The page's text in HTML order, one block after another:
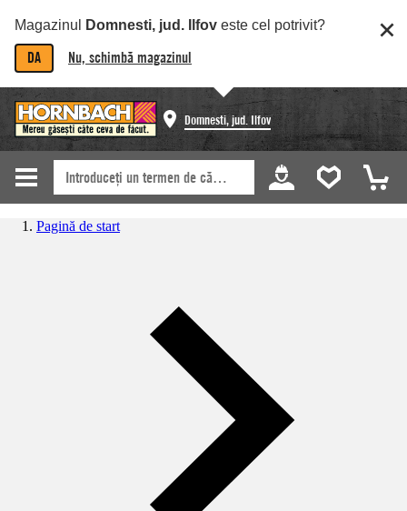
Magazinul Domnesti, jud. Ilfov este cel potrivit?
DA Nu, schimbă magazinul
Domnesti, jud. Ilfov
Pagină de start